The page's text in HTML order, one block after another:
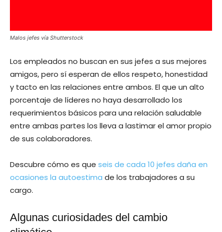
Malos jefes vía Shutterstock
Los empleados no buscan en sus jefes a sus mejores
amigos, pero sí esperan de ellos respeto, honestidad
y tacto en las relaciones entre ambos. El que un alto
porcentaje de líderes no haya desarrollado los
requerimientos básicos para una relación saludable
entre ambas partes los lleva a lastimar el amor propio
de sus colaboradores.
Descubre cómo es que seis de cada 10 jefes daña en
ocasiones la autoestima de los trabajadores a su
cargo.
Algunas curiosidades del cambio